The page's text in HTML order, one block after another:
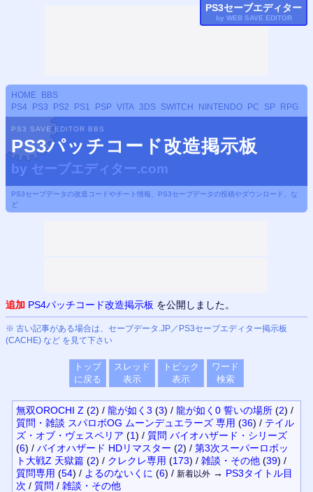
HOME
BBS
PS4
PS3 PS2 PS1 PSP VITA 3DS SWITCH NINTENDO PC SP RPG
PS3 SAVE EDITOR BBS
PS3パッチコード改造掲示板
by セーブエディター.com
PS3セーブデータの改造コードやチート情報、PS3セーブデータの投稿やダウンロード、な
ど
追加 PS4パッチコード改造掲示板 を公開しました。
※ 古い記事がある場合は、セーブデータ.JP／ PS3セーブエディター掲示板
(CACHE) など を見て下さい
トップ
に戻る
スレッド
表示
トピック
表示
ワード
検索
無双OROCHI Z (2) / 龍が如く3 (3) / 龍が如く0 誓いの場所 (2) /
質問・雑談 スパロボOG ムーンデュエラーズ 専用 (36) / テイル
ズ・オブ・ヴェスペリア (1) / 質問 バイオハザード・シリーズ
(6) / バイオハザード HDリマスター (2) / 第3次スーパーロボッ
ト大戦Z 天獄篇 (2) / クレクレ専用 (173) / 雑談・その他 (39) /
質問専用 (54) / よるのないくに (6) / 新着以外 → PS3タイトル目
次 / 質問 / 雑談・その他
PS3セーブエディター
by WEB SAVE EDITOR